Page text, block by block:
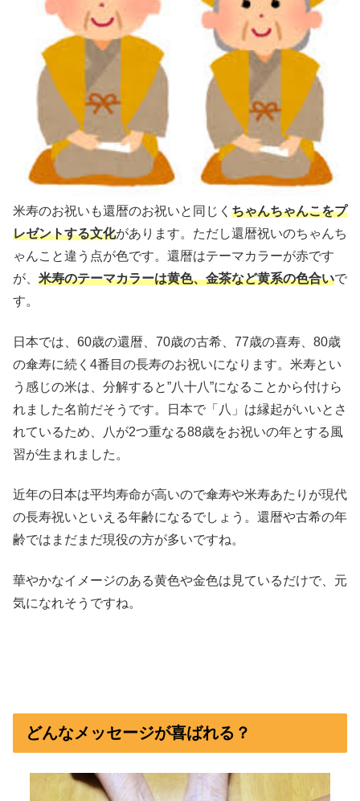
米寿のお祝いも還暦のお祝いと同じく ちゃんちゃんこをプ
レゼントする文化があります。ただし還暦祝いのちゃんち
ゃんこと違う点が色です。還暦はテーマカラーが赤です
が、 米寿のテーマカラーは黄色、金茶など黄系の色合いで
す。
日本では、60歳の還暦、70歳の古希、77歳の喜寿、80歳
の傘寿に続く4番目の長寿のお祝いになります。米寿とい
う感じの米は、分解すると”八十八”になることから付けら
れました名前だそうです。日本で「八」は縁起がいいとさ
れているため、八が2つ重なる88歳をお祝いの年とする風
習が生まれました。
近年の日本は平均寿命が高いので傘寿や米寿あたりが現代
の長寿祝いといえる年齢になるでしょう。還暦や古希の年
齢ではまだまだ現役の方が多いですね。
華やかなイメージのある黄色や金色は見ているだけで、元
気になれそうですね。
どんなメッセージが喜ばれる？